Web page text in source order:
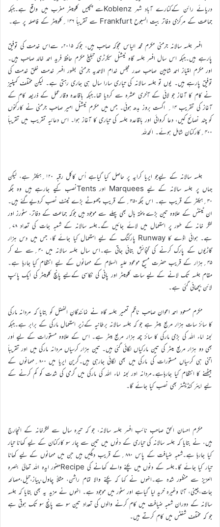
دریائے رائن کےکنارے آباد شہر Koblenzسے پچیس کلومیٹر مغرب میں واقع ہے۔جبکہ
جماعت کے مرکزی دفاتر بیت السبوح Frankfurt سے تقریباً ۱۴۶؍کلومیٹر کے فاصلہ پر ہے۔
افسر جلسہ سالانہ جرمنی مکرم محمد الیاس مجوکہ صاحب ہیں، جوکہ ۲۰۱۵ء سےاس خدمت کی توفیق
پارہے ہیں۔جبکہ اس سال افسر جلسہ گاہ نیشنل سیکرٹری تبلیغ مکرم حافظ فرید احمد خالد صاحب ہیں۔
اور مکرم امتیاز احمد شاہین صاحب صدر مجلس خدام الاحمدیہ جرمنی بطور افسر خدمت خلق خدمت کی
توفیق پارہے ہیں۔ یوں تو جلسہ سالانہ کی تیاری سارا سال ہی جاری رہتی ہے۔ لیکن مختلف کمپنیز
نے کام کا آغاز جو لائی کے آخری عشرہ سے کردیا تھا۔جبکہ باقاعدہ وقارعمل کے ذریعہ کام کے
آغاز کی تقریب ۱۴؍ اگست بروز بدھ ہوئی۔ جس میں مکرم نیشنل امیر صاحب جرمنی نے کارکنوں
کو چند نصائح کیں، دعا کروائی اور باقاعدہ جلسہ کی تیاری کا آغاز ہوا۔ اس دعائیہ تقریب میں تقریباً
۴۰۰؍کارکنان شامل ہوئے۔ الحمدللہ
جلسہ سالانہ کے لیےجو ایریا کرایہ پر حاصل کیا گیاہے اُس کاکل رقبہ ۱۲۰؍ہیکٹر ہے، لیکن
جہاں پر جلسہ سالانہ کے لیے Marquees اور Tentsنصب کیے جارہے ہیں وہ جگہ
۳۰؍ہیکٹر کے قریب ہے۔ اس جگہ۳۵۰؍کے قریب چھوٹے بڑے ٹینٹ نصب کردیےگئے ہیں۔
ان ٹینٹس کے علاوہ تین بڑے پختہ ہال بھی پہلے سے موجود ہیں جوکہ جماعت کے دفاتر، سٹورز اور
لنگر خانہ کے طور پر استعمال میں لائے جائیں گے۔جلسہ سالانہ کے شعبہ جات کی تعداد ۷۸؍
ہے۔ ہوائی اڈے کا Runway پارکنگ کے لیے استعمال کیا جائے گا، جس میں دس ہزار
گاڑیوں کے پارک کرنے کی گنجائش بتائی جاتی ہے۔اس سال جلسہ سالانہ میں ۴۰؍سے لے کر
۴۵؍ہزار کے قریب حضرت مسیح موعود علیہ السلام کے مہمانوں کے لیے انتظام کیا جارہا ہے۔
مقام جلسہ تک لانے کے لیے سات کلومیٹر اور پانی کی نکاسی کےلیے پانچ کلومیٹر کی ایک پائپ
لائن بچھائی گئی ہے۔
مکرم مسعود احمد اعوان صاحب ناظم تعمیر جلسہ گاہ نے نمائندگانِ الفضل کو بتایا کہ مردانہ مارکی
کا سائز سات ہزار مربع میٹر ہے جو کہ جلسہ سالانہ برطانیہ کےزیر استعمال مارکی کے برابر ہے۔جبکہ
لجنہ اماء اللہ کی بڑی مارکی کا سائز چھ ہزار مربع میٹر ہے۔ اس کے علاوہ مستورات کے لیے اَور
بھی دو ہزار مربع میٹر کی تین مارکیاں لگائی گئی ہیں۔ تین ہزار کرسیاں مردانہ مارکی میں اور تقریباً
اتنی ہی کرسیاں مستورات کی مارکی میں بھی لگائی جارہی ہیں۔گرین ایریا میں ۸۰۰؍مہمانوں کے
بیٹھنے کا انتظام کیا جارہاہے۔مردانہ اور لجنہ اماء اللہ کی مارکی میں گرمی کی شدت کو کم کرنے کے
لیے ایئر کنڈیشنر بھی نصب کیا جائے گا۔
مکرم احسان الحق صاحب نائب افسر جلسہ سالانہ، جو کہ تیرہ سال سے لنگرخانہ کے انچارج
ہیں، نے بتایا کہ جلسہ سالانہ کی تیاری کے دنوں میں تین سے چار سو کارکنان کے لیے کھانا تیار
کیا جارہا ہے۔شعبہ ضیافت کے پاس ۸۸۰؍کے قریب دیگیں ہیں جن میں مہمانوں کے لیے کھانا
تیار کیا جائے گا۔جلسہ کے دنوں میں پکنے والے کھانے کی Recipeحضور ایدہ اللہ تعالیٰ بنصرہ
العزیز سے منظور شدہ ہے۔انہوں نے کہا کہ پکنے والا تمام راشن، مثلاً چاول،پیاز،تیل،مصالحہ
جات،چینی، آٹا وغیرہ خرید لیا گیاہے اور سٹور میں موجود ہے۔ انہوں نے مزید یہ بھی بتایا کہ جلسہ
سالانہ کے دوران شعبہ ضیافت میں کام کرنے والوں کی تعداد تین سو سے پانچ سو تک ہوتی ہے
جو کہ مختلف شفٹس میں کام کرتے ہیں۔